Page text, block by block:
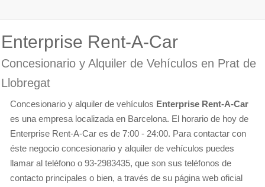
Enterprise Rent-A-Car
Concesionario y Alquiler de Vehículos en Prat de
Llobregat
Concesionario y alquiler de vehículos Enterprise Rent-A-Car
es una empresa localizada en Barcelona. El horario de hoy de
Enterprise Rent-A-Car es de 7:00 - 24:00. Para contactar con
éste negocio concesionario y alquiler de vehículos puedes
llamar al teléfono o 93-2983435, que son sus teléfonos de
contacto principales o bien, a través de su página web oficial